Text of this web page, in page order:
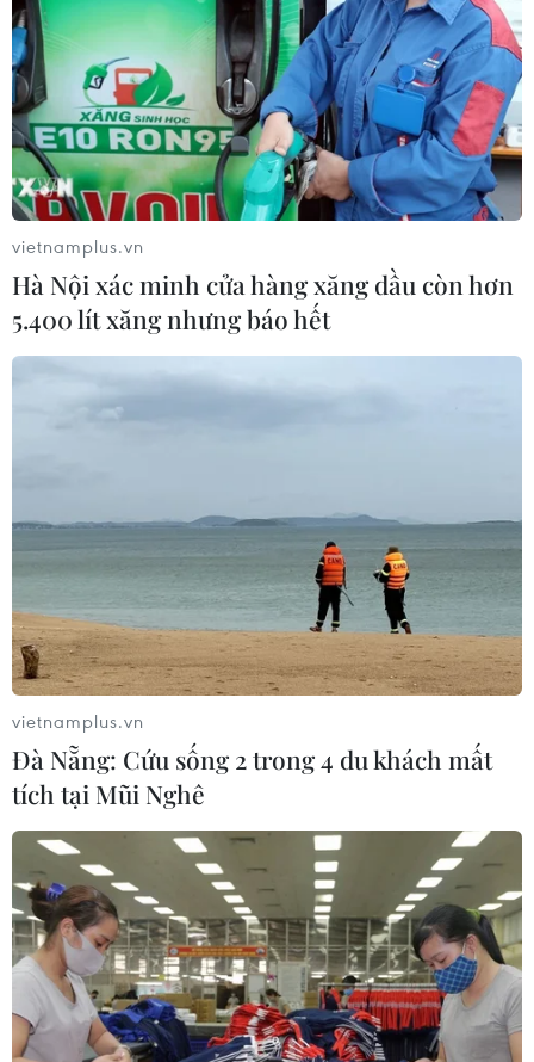
vietnamplus.vn
Hà Nội xác minh cửa hàng xăng dầu còn hơn
5.400 lít xăng nhưng báo hết
vietnamplus.vn
Đà Nẵng: Cứu sống 2 trong 4 du khách mất
tích tại Mũi Nghê